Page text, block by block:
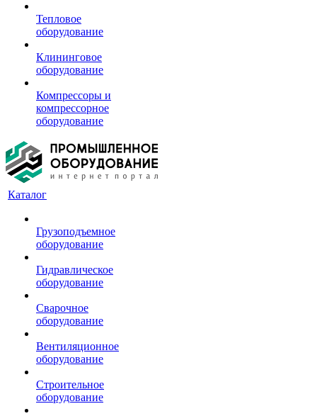
Тепловое
оборудование
Клининговое
оборудование
Компрессоры и
компрессорное
оборудование
Каталог
Грузоподъемное
оборудование
Гидравлическое
оборудование
Сварочное
оборудование
Вентиляционное
оборудование
Строительное
оборудование